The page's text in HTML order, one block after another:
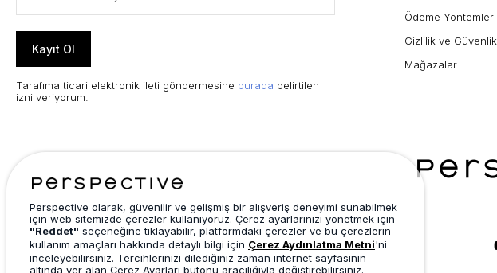
Kayıt Ol
Tarafıma ticari elektronik ileti göndermesine burada belirtilen
izni veriyorum.
Ödeme Yöntemleri
Gizlilik ve Güvenlik
Mağazalar
Perspective olarak, güvenilir ve gelişmiş bir alışveriş deneyimi sunabilmek
için web sitemizde çerezler kullanıyoruz. Çerez ayarlarınızı yönetmek için
"Reddet" seçeneğine tıklayabilir, platformdaki çerezler ve bu çerezlerin
kullanım amaçları hakkında detaylı bilgi için Çerez Aydınlatma Metni'ni
inceleyebilirsiniz. Tercihlerinizi dilediğiniz zaman internet sayfasının
altında yer alan Çerez Ayarları butonu aracılığıyla değiştirebilirsiniz.